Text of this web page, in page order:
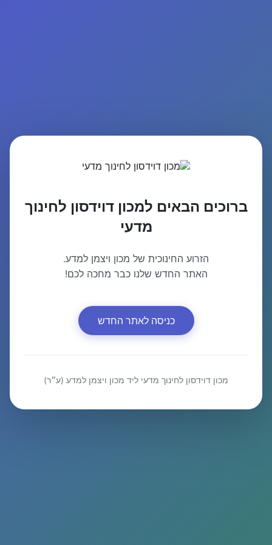
ברוכים הבאים למכון דוידסון לחינוך
מדעי
הזרוע החינוכית של מכון ויצמן למדע.
האתר החדש שלנו כבר מחכה לכם!
כניסה לאתר החדש
מכון דוידסון לחינוך מדעי ליד מכון ויצמן למדע (ע״ר)